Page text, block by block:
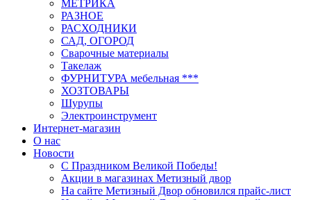
МЕТРИКА
РАЗНОЕ
РАСХОДНИКИ
САД, ОГОРОД
Сварочные материалы
Такелаж
ФУРНИТУРА мебельная ***
ХОЗТОВАРЫ
Шурупы
Электроинструмент
Интернет-магазин
О нас
Новости
С Праздником Великой Победы!
Акции в магазинах Метизный двор
На сайте Метизный Двор обновился прайс-лист